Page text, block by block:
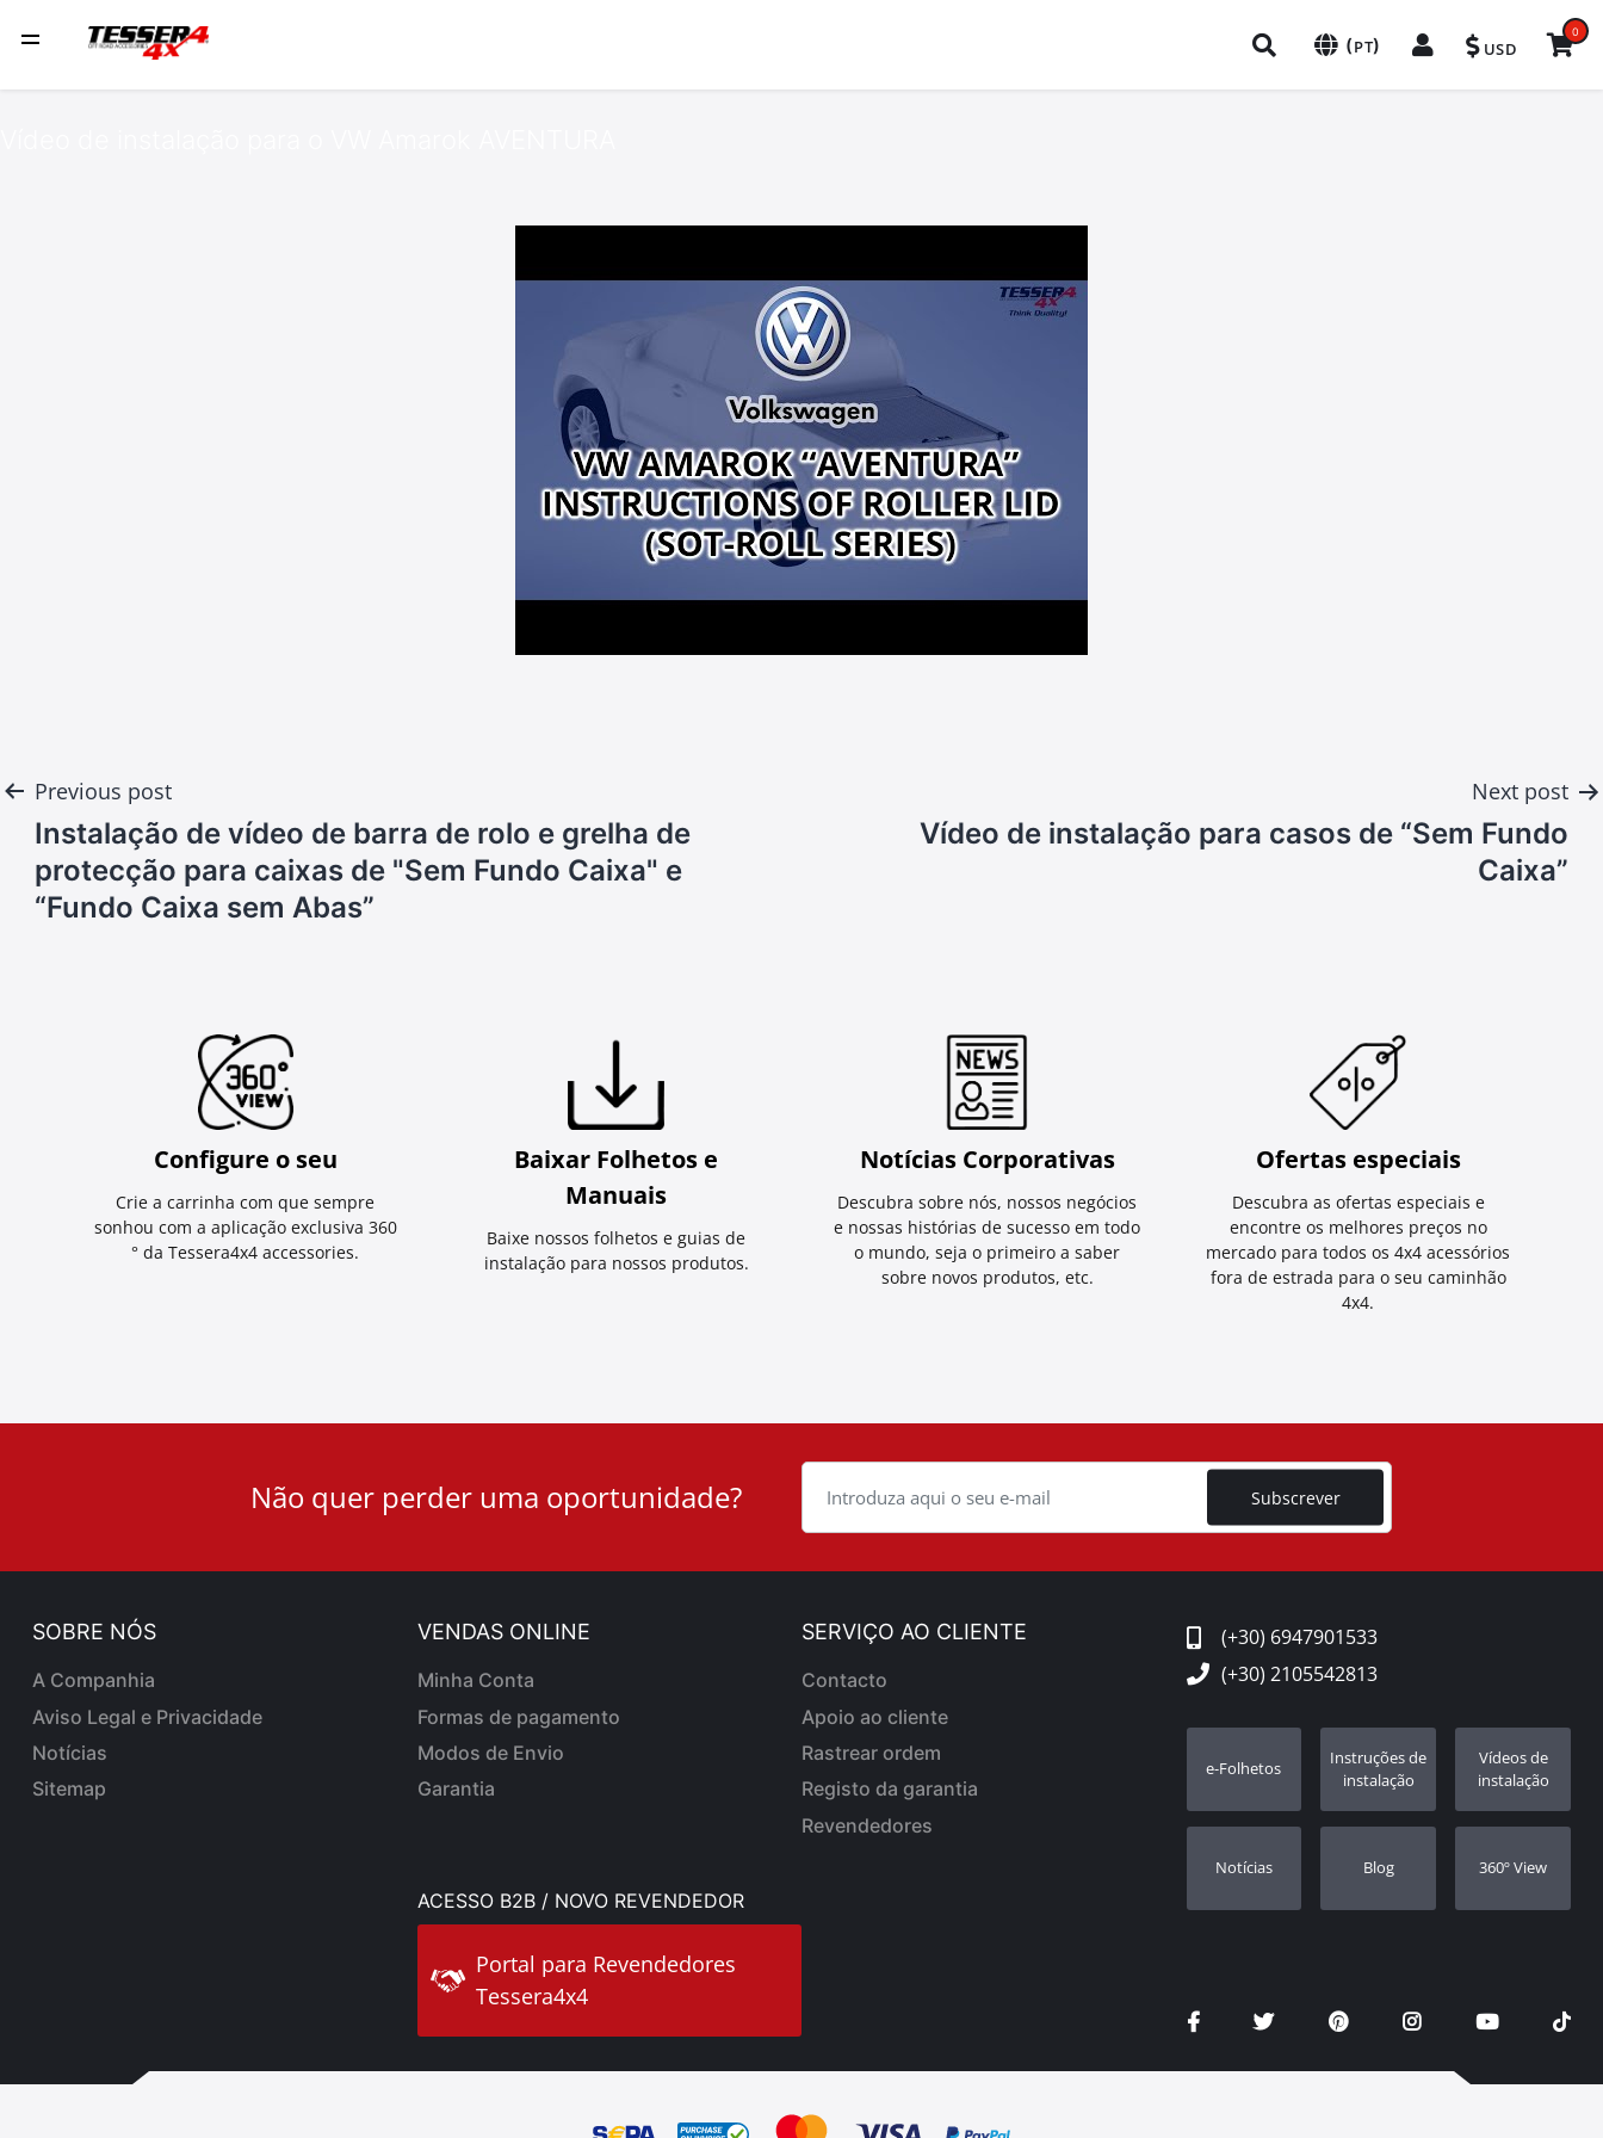
(PT) USD
0
Post
navigation
Previous post
Instalação de vídeo de barra de rolo e grelha de
protecção para caixas de "Sem Fundo Caixa" e
“Fundo Caixa sem Abas”
Next post
Vídeo de instalação para casos de “Sem Fundo
Caixa”
Configure o seu
Crie a carrinha com que sempre
sonhou com a aplicação exclusiva 360
° da Tessera4x4 accessories.
Baixar Folhetos e
Manuais
Baixe nossos folhetos e guias de
instalação para nossos produtos.
Notícias Corporativas
Descubra sobre nós, nossos negócios
e nossas histórias de sucesso em todo
o mundo, seja o primeiro a saber
sobre novos produtos, etc.
Ofertas especiais
Descubra as ofertas especiais e
encontre os melhores preços no
mercado para todos os 4x4 acessórios
fora de estrada para o seu caminhão
4x4.
Não quer perder uma oportunidade? Subscrever
SOBRE NÓS
A Companhia
Aviso Legal e Privacidade
Notícias
Sitemap
VENDAS ONLINE
Minha Conta
Formas de pagamento
Modos de Enviο
Garantia
SERVIÇO AO CLIENTE
Contacto
Apoio ao cliente
Rastrear ordem
Registo da garantia
Revendedores
(+30) 6947901533
(+30) 2105542813
e-Folhetos
Instruções de
instalação
Vídeos de
instalação
Notícias Blog 360º View
ACESSO B2B / NOVO REVENDEDOR
Portal para Revendedores
Tessera4x4